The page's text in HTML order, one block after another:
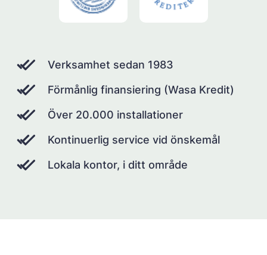
Verksamhet sedan 1983
Förmånlig finansiering (Wasa Kredit)
Över 20.000 installationer
Kontinuerlig service vid önskemål
Lokala kontor, i ditt område